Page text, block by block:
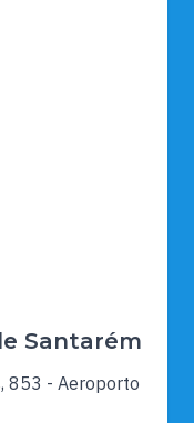
Santarém
853 - Aeroporto